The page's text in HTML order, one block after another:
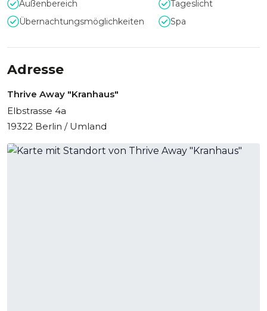
Räumen und inspirierenden Auszeiten ermöglicht
firmeneigene Sessions mit Tiefgang. Zahlreiche
oder Outdoor-Module lassen sich in das Programm
Außenbereich
Tageslicht
Übernachtungsmöglichkeiten
Spa
Adresse
Thrive Away "Kranhaus"
Elbstrasse 4a
19322 Berlin / Umland